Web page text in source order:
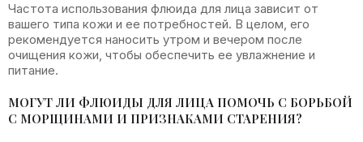
Частота использования флюида для лица зависит от
вашего типа кожи и ее потребностей. В целом, его
рекомендуется наносить утром и вечером после
очищения кожи, чтобы обеспечить ее увлажнение и
питание.
МОГУТ ЛИ ФЛЮИДЫ ДЛЯ ЛИЦА ПОМОЧЬ С БОРЬБОЙ
С МОРЩИНАМИ И ПРИЗНАКАМИ СТАРЕНИЯ?